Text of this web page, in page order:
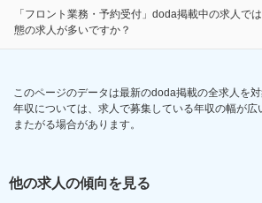
「フロント業務・予約受付」doda掲載中の求人で
態の求人が多いですか？
このページのデータは最新のdoda掲載の全求人を対
年収については、求人で募集している年収の幅が広
またがる場合があります。
他の求人の傾向を見る